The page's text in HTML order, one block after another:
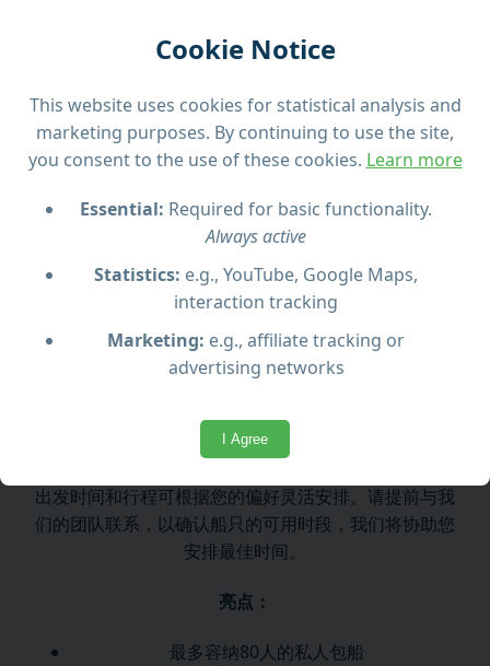
Cookie Notice
This website uses cookies for statistical analysis and
marketing purposes. By continuing to use the site,
you consent to the use of these cookies. Learn more
Essential: Required for basic functionality.
Always active
Statistics: e.g., YouTube, Google Maps,
interaction tracking
Marketing: e.g., affiliate tracking or
advertising networks
I Agree
放松或派对 – 您说了算
预期内容
全天候的私人航海之旅，沿着马耳他美丽的海岸线 – 行
程可完全定制。
这项私人双体船包船服务是多达80人团队体验马耳他海
且专属。
及充足的空间供跳舞或休息放松。适用于公司活动、生
日派对、婚礼或大型聚会。
出发时间和行程可根据您的偏好灵活安排。请提前与我
们的团队联系，以确认船只的可用时段，我们将协助您
安排最佳时间。
亮点：
最多容纳80人的私人包船